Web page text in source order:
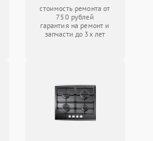
стоимость ремонта от
750 рублей
гарантия на ремонт и
запчасти до 3х лет